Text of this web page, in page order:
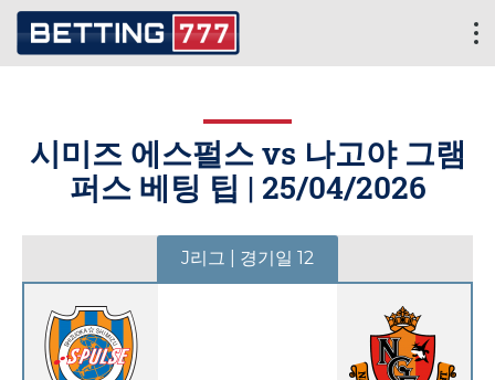
시미즈 에스펄스 vs 나고야 그램
퍼스 베팅 팁 | 25/04/2026
J리그 | 경기일 12